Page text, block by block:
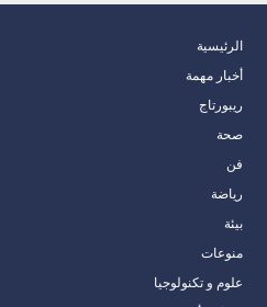
الرئيسية
أخبار مهمة
ريبورتاج
صحة
فن
رياضة
بيئة
منوعات
علوم و تكنولوجيا